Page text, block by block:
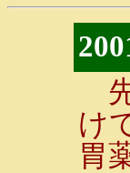
け
胃